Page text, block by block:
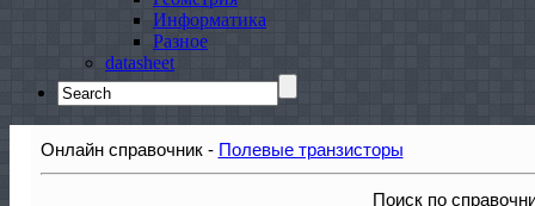
Информатика
Разное
datasheet
Search
for:
Онлайн справочник - Полевые транзисторы
Поиск по